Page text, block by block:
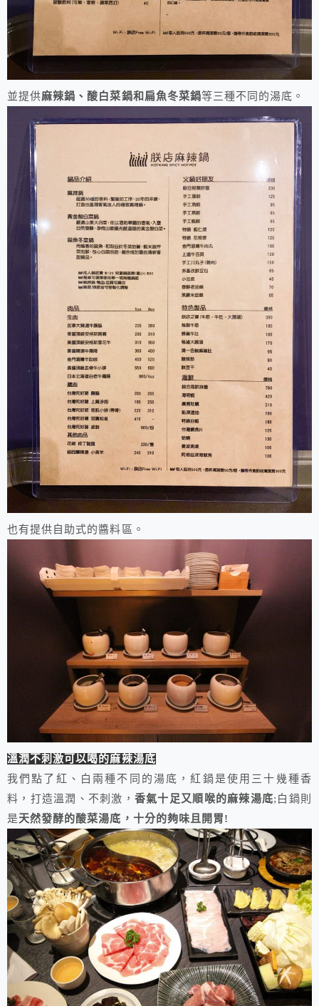
並提供麻辣鍋、酸白菜鍋和扁魚冬菜鍋等三種不同的湯底。
也有提供自助式的醬料區。
溫潤不刺激可以喝的麻辣湯底
我們點了紅、白兩種不同的湯底，紅鍋是使用三十幾種香
料，打造溫潤、不刺激， 香氣十足又順喉的麻辣湯底;白鍋則
是天然發酵的酸菜湯底，十分的夠味且開胃!